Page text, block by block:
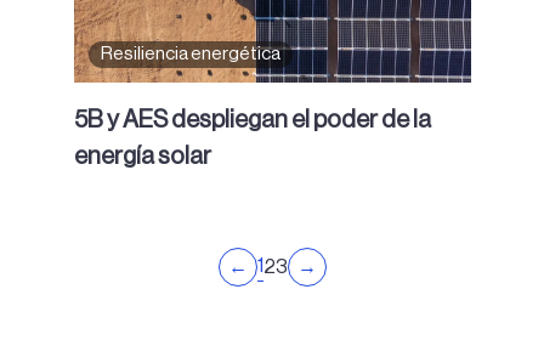
Resiliencia energética
5B y AES despliegan el poder de la
energía solar
← 123 →